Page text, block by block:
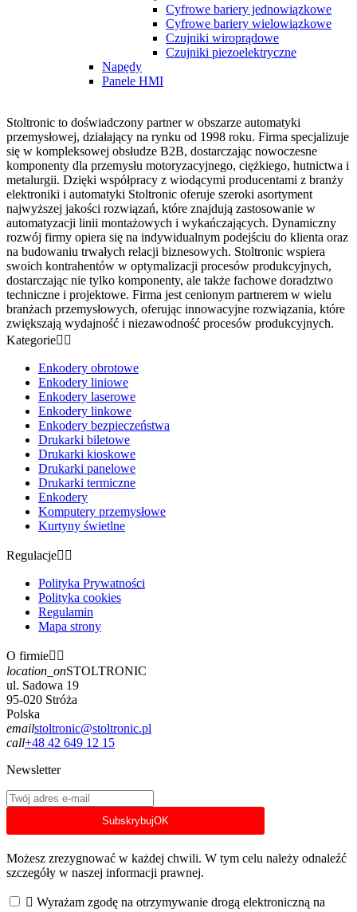
Cyfrowe bariery jednowiązkowe
Cyfrowe bariery wielowiązkowe
Czujniki wiroprądowe
Czujniki piezoelektryczne
Napędy
Panele HMI
Stoltronic to doświadczony partner w obszarze automatyki
przemysłowej, działający na rynku od 1998 roku. Firma specjalizuje
się w kompleksowej obsłudze B2B, dostarczając nowoczesne
komponenty dla przemysłu motoryzacyjnego, ciężkiego, hutnictwa i
metalurgii. Dzięki współpracy z wiodącymi producentami z branży
elektroniki i automatyki Stoltronic oferuje szeroki asortyment
najwyższej jakości rozwiązań, które znajdują zastosowanie w
automatyzacji linii montażowych i wykańczających. Dynamiczny
rozwój firmy opiera się na indywidualnym podejściu do klienta oraz
na budowaniu trwałych relacji biznesowych. Stoltronic wspiera
swoich kontrahentów w optymalizacji procesów produkcyjnych,
dostarczając nie tylko komponenty, ale także fachowe doradztwo
techniczne i projektowe. Firma jest cenionym partnerem w wielu
branżach przemysłowych, oferując innowacyjne rozwiązania, które
zwiększają wydajność i niezawodność procesów produkcyjnych.
Kategorie 
Enkodery obrotowe
Enkodery liniowe
Enkodery laserowe
Enkodery linkowe
Enkodery bezpieczeństwa
Drukarki biletowe
Drukarki kioskowe
Drukarki panelowe
Drukarki termiczne
Enkodery
Komputery przemysłowe
Kurtyny świetlne
Regulacje 
Polityka Prywatności
Polityka cookies
Regulamin
Mapa strony
O firmie 
location_onSTOLTRONIC
ul. Sadowa 19
95-020 Stróża
Polska
emailstoltronic@stoltronic.pl
call+48 42 649 12 15
Newsletter
SubskrybujOK
Możesz zrezygnować w każdej chwili. W tym celu należy odnaleźć
szczegóły w naszej informacji prawnej.
 Wyrażam zgodę na otrzymywanie drogą elektroniczną na